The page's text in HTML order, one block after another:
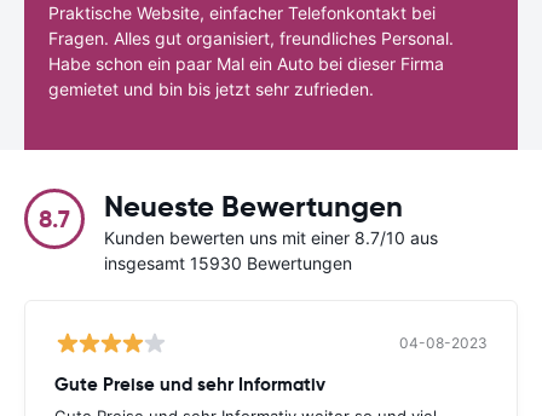
Praktische Website, einfacher Telefonkontakt bei
Fragen. Alles gut organisiert, freundliches Personal.
Habe schon ein paar Mal ein Auto bei dieser Firma
gemietet und bin bis jetzt sehr zufrieden.
8.7 Neueste Bewertungen
Kunden bewerten uns mit einer 8.7/10 aus
insgesamt 15930 Bewertungen
04-08-2023
Gute Preise und sehr Informativ